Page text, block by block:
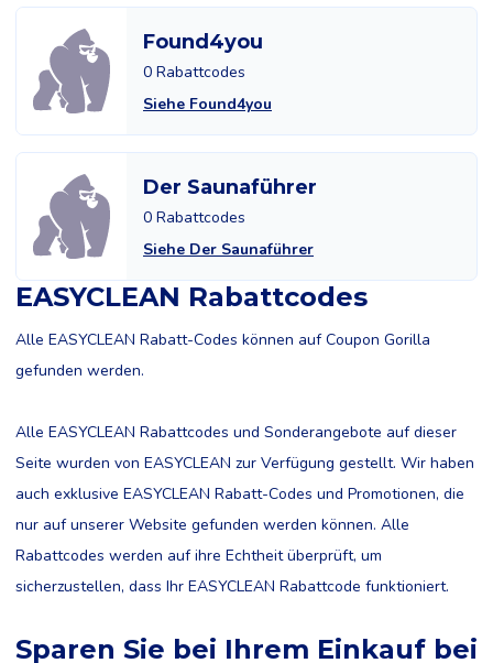
Found4you
0 Rabattcodes
Siehe Found4you
Der Saunaführer
0 Rabattcodes
Siehe Der Saunaführer
EASYCLEAN Rabattcodes
Alle EASYCLEAN Rabatt-Codes können auf Coupon Gorilla
gefunden werden.
Alle EASYCLEAN Rabattcodes und Sonderangebote auf dieser
Seite wurden von EASYCLEAN zur Verfügung gestellt. Wir haben
auch exklusive EASYCLEAN Rabatt-Codes und Promotionen, die
nur auf unserer Website gefunden werden können. Alle
Rabattcodes werden auf ihre Echtheit überprüft, um
sicherzustellen, dass Ihr EASYCLEAN Rabattcode funktioniert.
Sparen Sie bei Ihrem Einkauf bei